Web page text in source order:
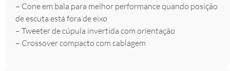
– Cone em bala para melhor performance quando posição
de escuta está fora de eixo
– Tweeter de cúpula invertida com orientação
– Crossover compacto com cablagem